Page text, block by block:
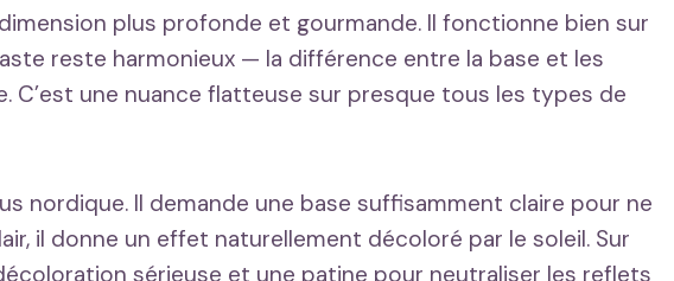
plus profonde et gourmande. Il fonctionne bien sur
reste harmonieux — la différence entre la base et les
C’est une nuance flatteuse sur presque tous les types de
nordique. Il demande une base suffisamment claire pour ne
il donne un effet naturellement décoloré par le soleil. Sur
sérieuse et une patine pour neutraliser les reflets